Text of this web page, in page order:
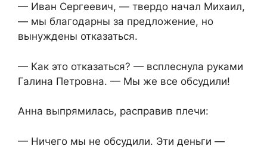
— Иван Сергеевич, — твердо начал Михаил,
— мы благодарны за предложение, но
вынуждены отказаться.
— Как это отказаться? — всплеснула руками
Галина Петровна. — Мы же все обсудили!
Анна выпрямилась, расправив плечи:
— Ничего мы не обсудили. Эти деньги —